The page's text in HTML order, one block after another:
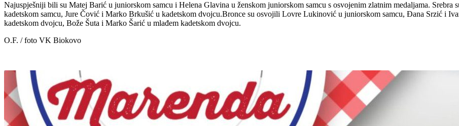
Najuspješniji bili su Matej Barić u juniorskom samcu i Helena Glavina u ženskom juniorskom samcu s osvojenim zlatnim medaljama. Srebra
kadetskom samcu, Jure Čović i Marko Brkušić u kadetskom dvojcu.Bronce su osvojili Lovre Lukinović u juniorskom samcu, Đana Srzić i
kadetskom dvojcu, Bože Šuta i Marko Šarić u mlađem kadetskom dvojcu.
O.F. / foto VK Biokovo